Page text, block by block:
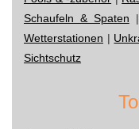
Schaufeln & Spaten |
Wetterstationen |
Sichtschutz